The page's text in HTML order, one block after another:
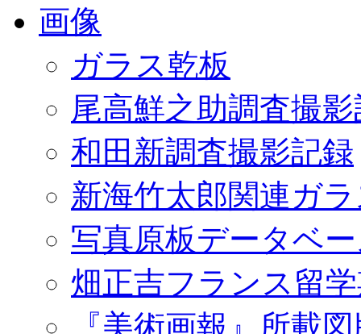
画像
ガラス乾板
尾高鮮之助調査撮
和田新調査撮影記録
新海竹太郎関連ガ
写真原板データベ
畑正吉フランス留
『美術画報』所載